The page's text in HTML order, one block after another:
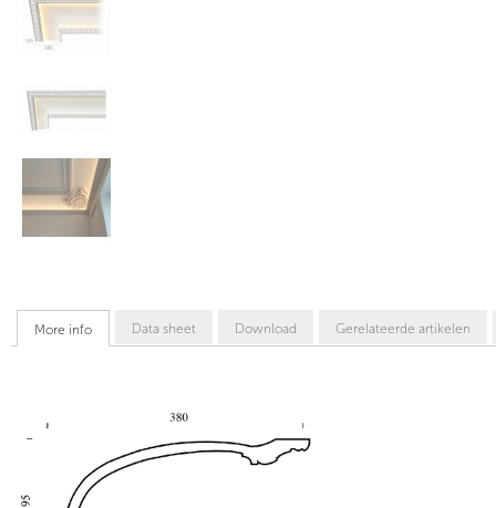
More info Data sheet Download Gerelateerde artikelen